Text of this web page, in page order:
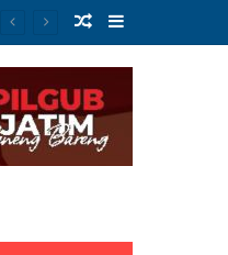
Artikel Random